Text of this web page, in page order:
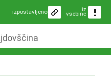
iz
vsebine
izpostavljeno